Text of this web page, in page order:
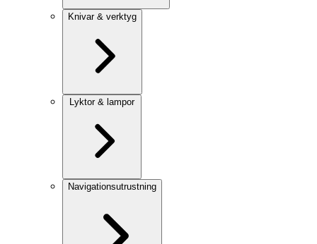
Knivar & verktyg
Lyktor & lampor
Navigationsutrustning